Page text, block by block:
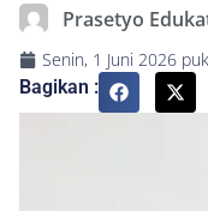
Prasetyo
Senin, 1 Juni 2026
Bagikan :